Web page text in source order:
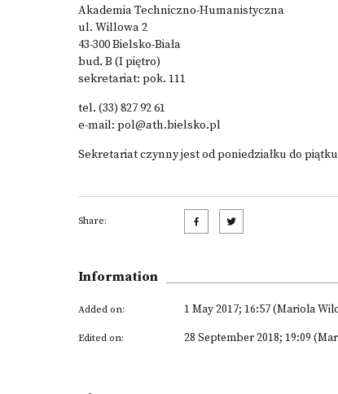
Akademia Techniczno-Humanistyczna
ul. Willowa 2
43-300 Bielsko-Biała
bud. B (I piętro)
sekretariat: pok. 111
tel. (33) 827 92 61
e-mail: pol@ath.bielsko.pl
Sekretariat czynny jest od poniedziałku do piątku
Share:
Information
Added on: 1 May 2017; 16:57 (Mariola
Edited on: 28 September 2018; 19:09